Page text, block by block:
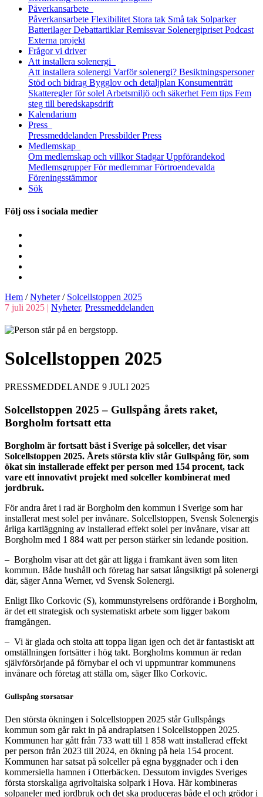
Påverkansarbete
Påverkansarbete Flexibilitet Stora tak Små tak Solparker
Batterilager Debattartiklar Remissvar Solenergipriset Podcast
Externa projekt
Frågor vi driver
Att installera solenergi
Att installera solenergi Varför solenergi? Besiktningspersoner
Stöd och bidrag Bygglov och detaljplan Konsumenträtt
Skatteregler för solel Arbetsmiljö och säkerhet Fem tips Fem
steg till beredskaps­drift
Kalendarium
Press
Pressmeddelanden Pressbilder Press
Medlemskap
Om medlemskap och villkor Stadgar Uppförandekod
Medlemsgrupper För medlemmar Förtroendevalda
Föreningsstämmor
Sök
Följ oss i sociala medier
Hem /Nyheter/ Solcellstoppen 2025
7 juli 2025 | Nyheter, Pressmeddelanden
Solcellstoppen 2025
PRESSMEDDELANDE 9 JULI 2025
Solcellstoppen 2025 – Gullspång årets raket,
Borgholm fortsatt etta
Borgholm är fortsatt bäst i Sverige på solceller, det visar
Solcellstoppen 2025. Årets största kliv står Gullspång för, som
ökat sin installerade effekt per person med 154 procent, tack
vare ett innovativt projekt med solceller kombinerat med
jordbruk.
För andra året i rad är Borgholm den kommun i Sverige som har
installerat mest solel per invånare. Solcellstoppen, Svensk Solenergis
årliga kartläggning av installerad effekt solel per invånare, visar att
Borgholm med 1 884 watt per person stärker sin ledande position.
– Borgholm visar att det går att ligga i framkant även som liten
kommun. Både hushåll och företag har satsat långsiktigt på solenergi
där, säger Anna Werner, vd Svensk Solenergi.
Enligt Ilko Corkovic (S), kommunstyrelsens ordförande i Borgholm,
är det ett strategisk och systematiskt arbete som ligger bakom
framgången.
– Vi är glada och stolta att toppa ligan igen och det är fantastiskt att
omställningen fortsätter i hög takt. Borgholms kommun är redan
självförsörjande på förnybar el och vi uppmuntrar kommunens
invånare och företag att ställa om, säger Ilko Corkovic.
Gullspång storsatsar
Den största ökningen i Solcellstoppen 2025 står Gullspångs
kommun som går rakt in på andraplatsen i Solcellstoppen 2025.
Kommunen har gått från 733 watt till 1 858 watt installerad effekt
per person från 2023 till 2024, en ökning på hela 154 procent.
Kommunen har satsat på solceller på egna byggnader och i den
kommersiella hamnen i Otterbäcken. Dessutom invigdes Sveriges
första storskaliga agrivoltaiska solpark i Hova. Här kombineras
solpaneler med jordbruk och det ska produceras både el och grödor i